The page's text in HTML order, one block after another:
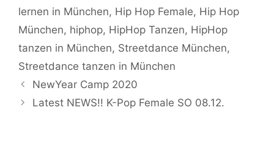
lernen in München, Hip Hop Female, Hip Hop
München, hiphop, HipHop Tanzen, HipHop
tanzen in München, Streetdance München,
Streetdance tanzen in München
NewYear Camp 2020
Latest NEWS!! K-Pop Female SO 08.12.